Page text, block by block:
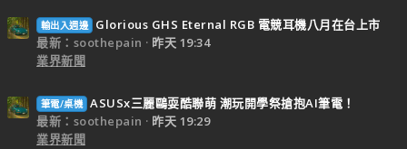
輸出入週邊
Glorious GHS Eternal RGB 電競耳機八月在台上市
最新：soothepain
昨天 19:34
業界新聞
筆電/桌機 ASUSx三麗鷗耍酷聯萌 潮玩開學祭搶抱AI筆電！
最新：soothepain
昨天 19:29
業界新聞